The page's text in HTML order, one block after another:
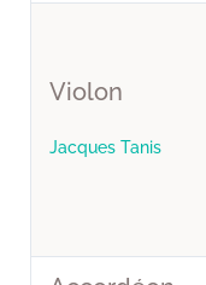
Violon
Jacques Tanis